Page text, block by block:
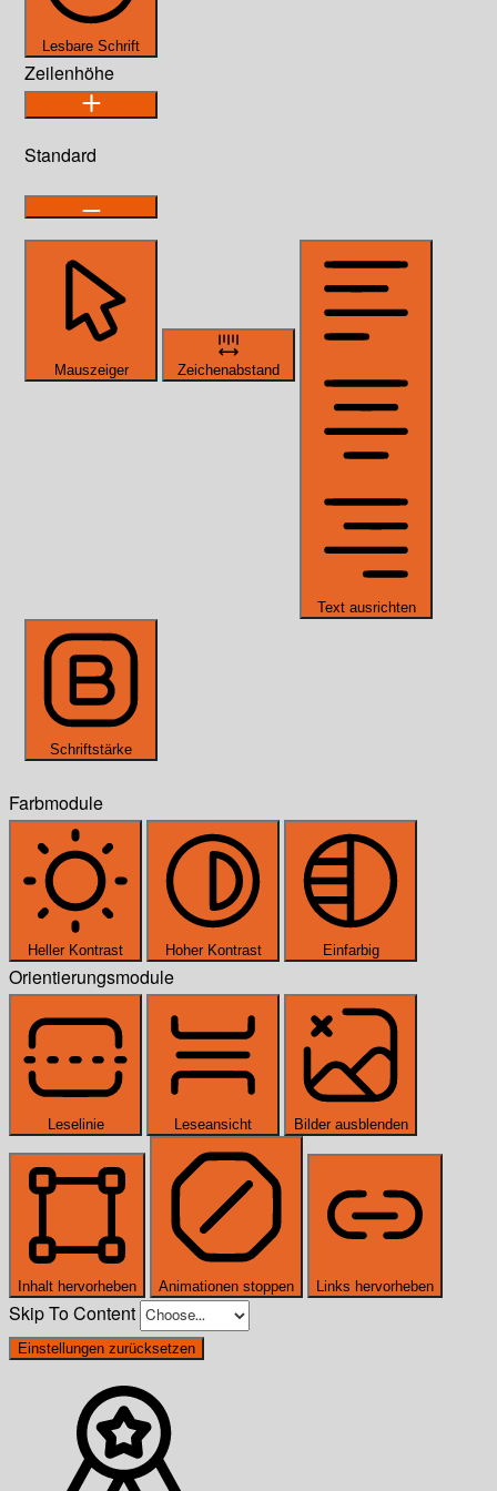
Lesbare Schrift
Zeilenhöhe
Standard
Mauszeiger Zeichenabstand
Text ausrichten
Schriftstärke
Farbmodule
Heller Kontrast Hoher Kontrast Einfarbig
Orientierungsmodule
Leselinie Leseansicht Bilder ausblenden
Inhalt hervorheben Animationen stoppen Links hervorheben
Skip To Content
Einstellungen zurücksetzen